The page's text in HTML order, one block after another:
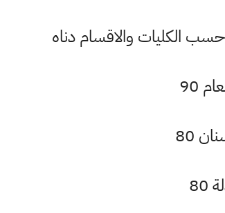
الكليات والاقسام دناه
90
80